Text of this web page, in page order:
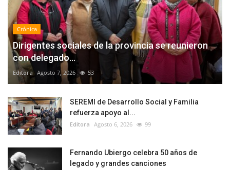
Crónica
Dirigentes sociales de la provincia se reunieron
con delegado...
Editora Agosto 7, 2026 53
SEREMI de Desarrollo Social y Familia
refuerza apoyo al...
Editora Agosto 6, 2026 99
Fernando Ubiergo celebra 50 años de
legado y grandes canciones